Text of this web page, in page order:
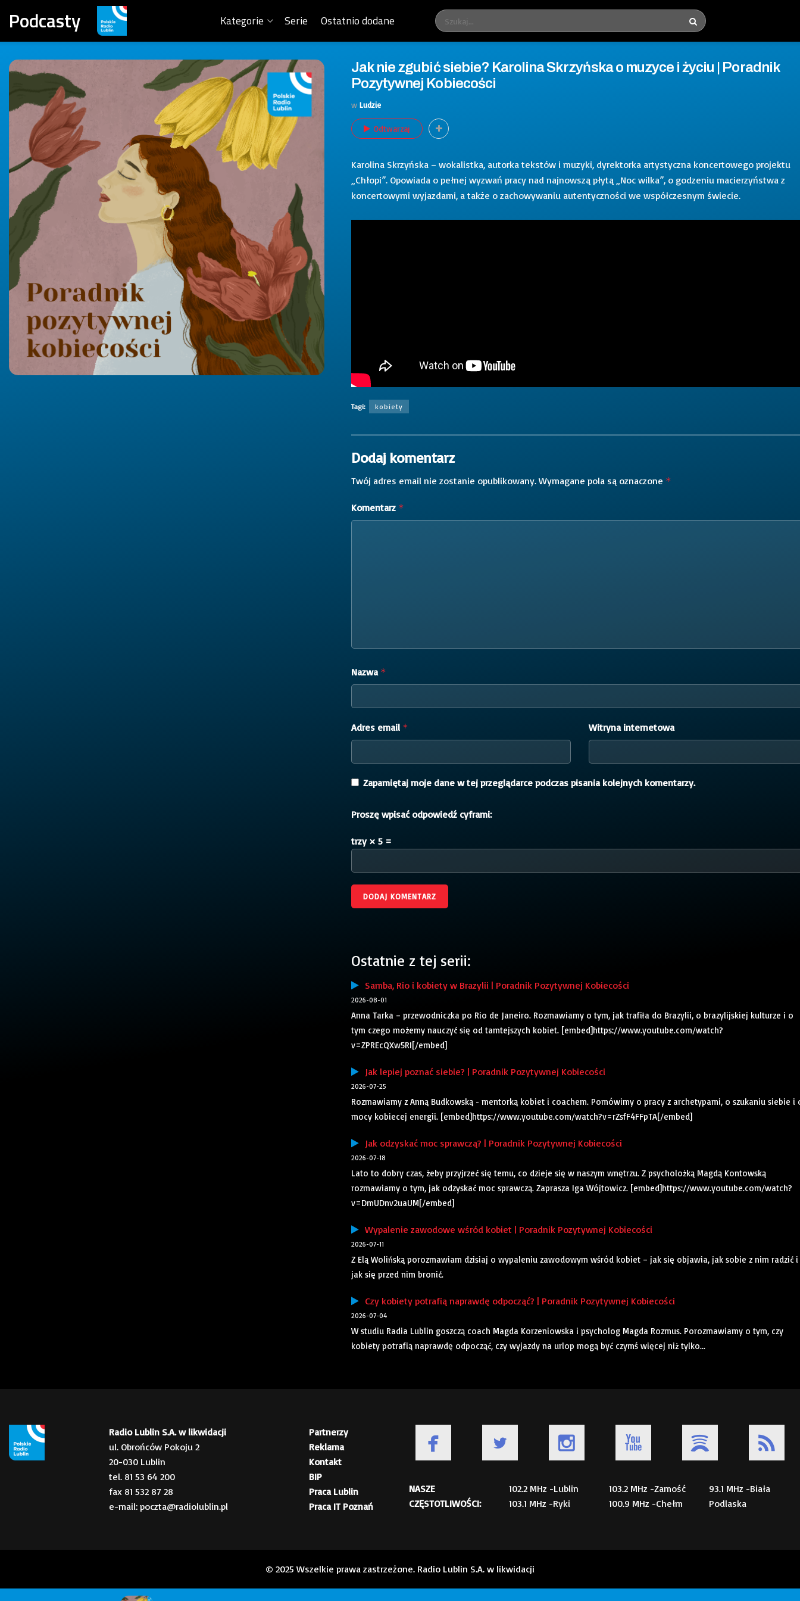
Podcasty Kategorie Serie Ostatnio dodane
Jak nie zgubić siebie? Karolina Skrzyńska o muzyce i życiu | Poradnik
Pozytywnej Kobiecości
w Ludzie
Odtwarzaj
Karolina Skrzyńska – wokalistka, autorka tekstów i muzyki, dyrektorka artystyczna koncertowego projektu
„Chłopi”. Opowiada o pełnej wyzwań pracy nad najnowszą płytą „Noc wilka”, o godzeniu macierzyństwa z
koncertowymi wyjazdami, a także o zachowywaniu autentyczności we współczesnym świecie.
Tagi: kobiety
Dodaj komentarz
Twój adres email nie zostanie opublikowany. Wymagane pola są oznaczone *
Komentarz *
Nazwa *
Adres email * Witryna internetowa
Zapamiętaj moje dane w tej przeglądarce podczas pisania kolejnych komentarzy.
Proszę wpisać odpowiedź cyframi:
trzy × 5 =
Ostatnie z tej serii:
Samba, Rio i kobiety w Brazylii | Poradnik Pozytywnej Kobiecości
2026-08-01
Anna Tarka – przewodniczka po Rio de Janeiro. Rozmawiamy o tym, jak trafiła do Brazylii, o brazylijskiej kulturze i o
tym czego możemy nauczyć się od tamtejszych kobiet. [embed]https://www.youtube.com/watch?
v=ZPREcQXw5RI[/embed]
Jak lepiej poznać siebie? | Poradnik Pozytywnej Kobiecości
2026-07-25
Rozmawiamy z Anną Budkowską - mentorką kobiet i coachem. Pomówimy o pracy z archetypami, o szukaniu siebie i
mocy kobiecej energii. [embed]https://www.youtube.com/watch?v=rZsfF4FFpTA[/embed]
Jak odzyskać moc sprawczą? | Poradnik Pozytywnej Kobiecości
2026-07-18
Lato to dobry czas, żeby przyjrzeć się temu, co dzieje się w naszym wnętrzu. Z psycholożką Magdą Kontowską
rozmawiamy o tym, jak odzyskać moc sprawczą. Zaprasza Iga Wójtowicz. [embed]https://www.youtube.com/watch?
v=DmUDnv2uaUM[/embed]
Wypalenie zawodowe wśród kobiet | Poradnik Pozytywnej Kobiecości
2026-07-11
Z Elą Wolińską porozmawiam dzisiaj o wypaleniu zawodowym wśród kobiet – jak się objawia, jak sobie z nim radzić i
jak się przed nim bronić.
Czy kobiety potrafią naprawdę odpocząć? | Poradnik Pozytywnej Kobiecości
2026-07-04
W studiu Radia Lublin goszczą coach Magda Korzeniowska i psycholog Magda Rozmus. Porozmawiamy o tym, czy
kobiety potrafią naprawdę odpocząć, czy wyjazdy na urlop mogą być czymś więcej niż tylko...
Radio Lublin S.A. w likwidacji
ul. Obrońców Pokoju 2
20-030 Lublin
tel. 81 53 64 200
fax 81 532 87 28
e-mail: poczta@radiolublin.pl
Partnerzy
Reklama
Kontakt
BIP
Praca Lublin
Praca IT Poznań
NASZE
CZĘSTOTLIWOŚCI:
102.2 MHz -Lublin
103.1 MHz -Ryki
103.2 MHz -Zamość
100.9 MHz -Chełm
93.1 MHz -Biała
Podlaska
© 2025 Wszelkie prawa zastrzeżone. Radio Lublin S.A. w likwidacji